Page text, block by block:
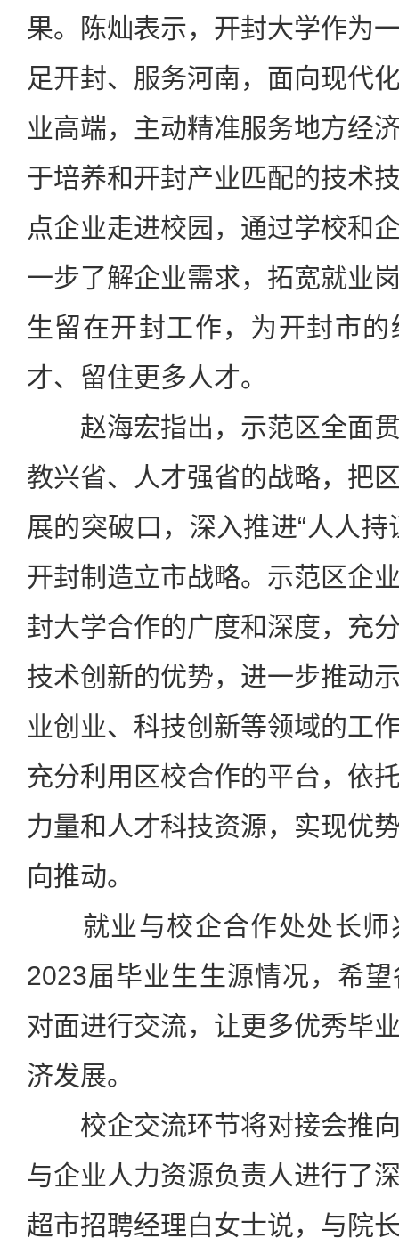
果。陈灿表示，开封大学作为
足开封、服务河南，面向现代
业高端，主动精准服务地方经
于培养和开封产业匹配的技术
点企业走进校园，通过学校和
一步了解企业需求，拓宽就业
生留在开封工作，为开封市
才、留住更多人才。
赵海宏指出，示范区全面
教兴省、人才强省的战略，把
展的突破口，深入推进“人人
开封制造立市战略。示范区企
封大学合作的广度和深度，充
技术创新的优势，进一步推动
业创业、科技创新等领域的工
充分利用区校合作的平台，依
力量和人才科技资源，实现优
向推动。
就业与校企合作处处长
2023届毕业生生源情况，希
对面进行交流，让更多优秀毕
济发展。
校企交流环节将对接会推
与企业人力资源负责人进行了
超市招聘经理白女士说，与院